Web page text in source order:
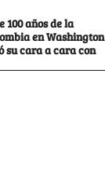
100 años de la
en Washington
su cara a cara con